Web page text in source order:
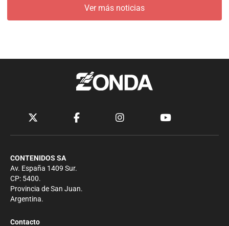
Ver más noticias
CONTENIDOS SA
Av. España 1409 Sur.
CP: 5400.
Provincia de San Juan.
Argentina.
Contacto